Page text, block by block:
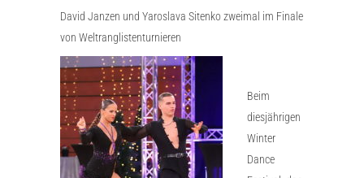
David Janzen und Yaroslava Sitenko zweimal im Finale
von Weltranglistenturnieren
Beim
diesjährigen
Winter
Dance